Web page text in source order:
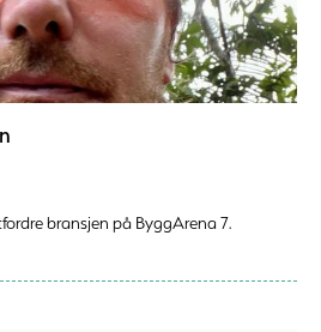
bransjen på ByggArena 7.